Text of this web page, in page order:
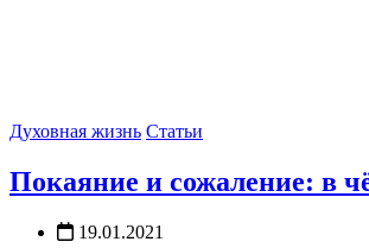
Духовная жизнь Статьи
Покаяние и сожаление: в
19.01.2021